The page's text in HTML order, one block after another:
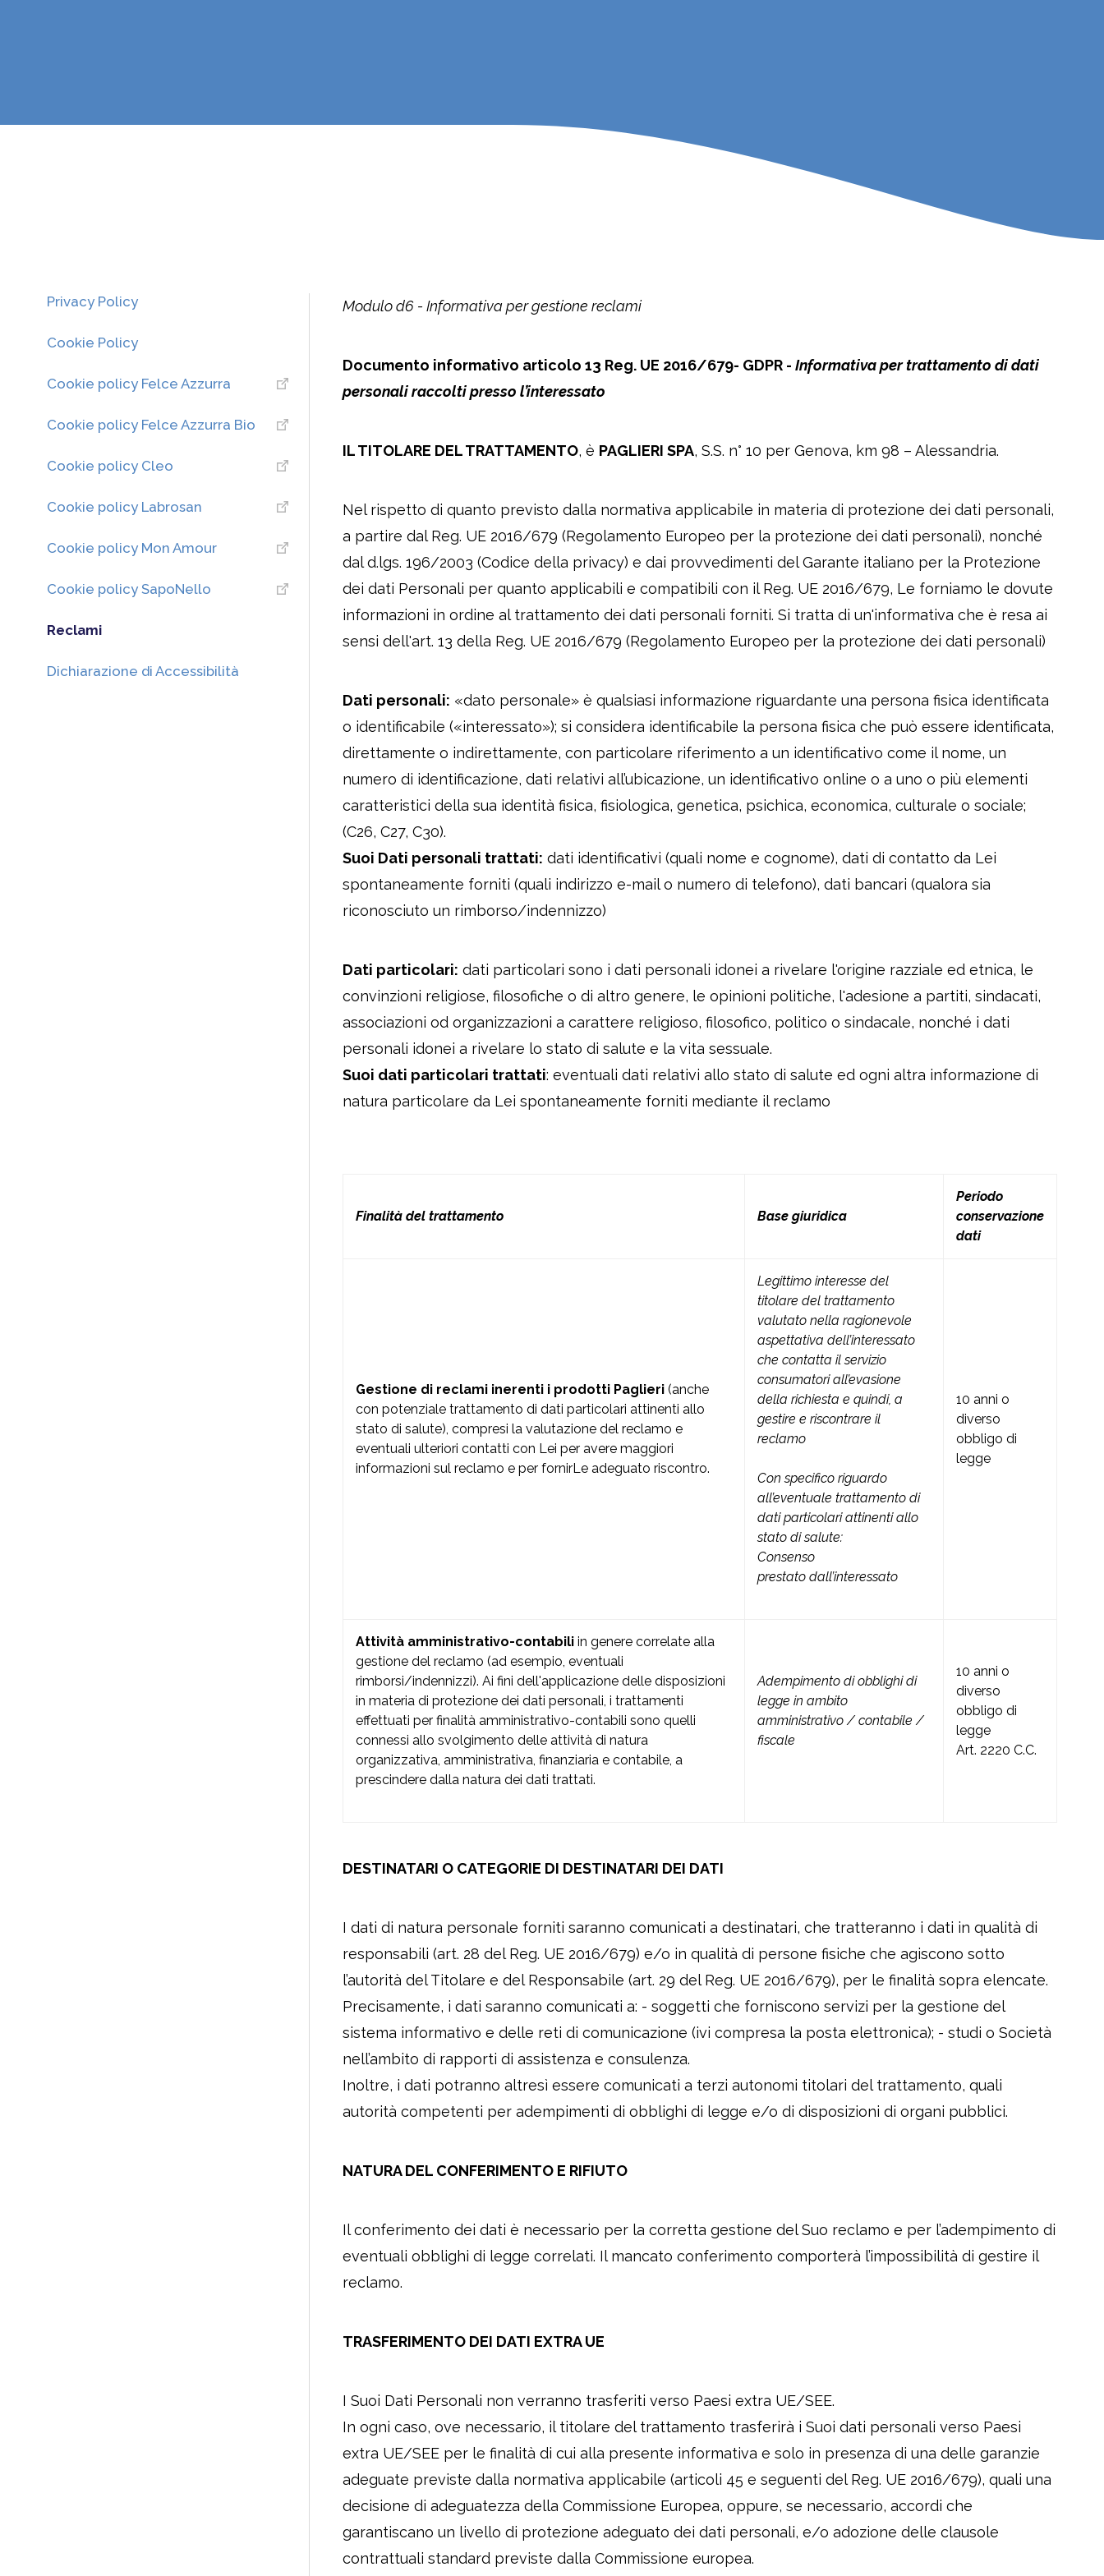
Privacy Policy
Cookie Policy
Cookie policy Felce Azzurra
Cookie policy Felce Azzurra Bio
Cookie policy Cleo
Cookie policy Labrosan
Cookie policy Mon Amour
Cookie policy SapoNello
Reclami
Dichiarazione di Accessibilità
Modulo d6 - Informativa per gestione reclami
Documento informativo articolo 13 Reg. UE 2016/679- GDPR - Informativa per trattamento di dati
personali raccolti presso l’interessato
IL TITOLARE DEL TRATTAMENTO, è PAGLIERI SPA, S.S. n° 10 per Genova, km 98 – Alessandria.
Nel rispetto di quanto previsto dalla normativa applicabile in materia di protezione dei dati personali,
a partire dal Reg. UE 2016/679 (Regolamento Europeo per la protezione dei dati personali), nonché
dal d.lgs. 196/2003 (Codice della privacy) e dai provvedimenti del Garante italiano per la Protezione
dei dati Personali per quanto applicabili e compatibili con il Reg. UE 2016/679, Le forniamo le dovute
informazioni in ordine al trattamento dei dati personali forniti. Si tratta di un'informativa che è resa ai
sensi dell'art. 13 della Reg. UE 2016/679 (Regolamento Europeo per la protezione dei dati personali)
Dati personali: «dato personale» è qualsiasi informazione riguardante una persona fisica identificata
o identificabile («interessato»); si considera identificabile la persona fisica che può essere identificata,
direttamente o indirettamente, con particolare riferimento a un identificativo come il nome, un
numero di identificazione, dati relativi all’ubicazione, un identificativo online o a uno o più elementi
caratteristici della sua identità fisica, fisiologica, genetica, psichica, economica, culturale o sociale;
(C26, C27, C30).
Suoi Dati personali trattati: dati identificativi (quali nome e cognome), dati di contatto da Lei
spontaneamente forniti (quali indirizzo e-mail o numero di telefono), dati bancari (qualora sia
riconosciuto un rimborso/indennizzo)
Dati particolari: dati particolari sono i dati personali idonei a rivelare l'origine razziale ed etnica, le
convinzioni religiose, filosofiche o di altro genere, le opinioni politiche, l'adesione a partiti, sindacati,
associazioni od organizzazioni a carattere religioso, filosofico, politico o sindacale, nonché i dati
personali idonei a rivelare lo stato di salute e la vita sessuale.
Suoi dati particolari trattati: eventuali dati relativi allo stato di salute ed ogni altra informazione di
natura particolare da Lei spontaneamente forniti mediante il reclamo
Finalità del trattamento Base giuridica
Periodo
conservazione
dati
Gestione di reclami inerenti i prodotti Paglieri(anche
con potenziale trattamento di dati particolari attinenti allo
stato di salute), compresi la valutazione del reclamo e
eventuali ulteriori contatti con Lei per avere maggiori
informazioni sul reclamo e per fornirLe adeguato riscontro.
Legittimo interesse del
titolare del trattamento
valutato nella ragionevole
aspettativa dell’interessato
che contatta il servizio
consumatori all’evasione
della richiesta e quindi, a
gestire e riscontrare il
reclamo
Con specifico riguardo
all’eventuale trattamento di
dati particolari attinenti allo
stato di salute:
Consenso
prestato dall’interessato
10 anni o
diverso
obbligo di
legge
Attività amministrativo-contabiliin genere correlate alla
gestione del reclamo (ad esempio, eventuali
rimborsi/indennizzi). Ai fini dell'applicazione delle disposizioni
in materia di protezione dei dati personali, i trattamenti
effettuati per finalità amministrativo-contabili sono quelli
connessi allo svolgimento delle attività di natura
organizzativa, amministrativa, finanziaria e contabile, a
prescindere dalla natura dei dati trattati.
Adempimento di obblighi di
legge in ambito
amministrativo / contabile /
fiscale
10 anni o
diverso
obbligo di
legge
Art. 2220 C.C.
DESTINATARI O CATEGORIE DI DESTINATARI DEI DATI
I dati di natura personale forniti saranno comunicati a destinatari, che tratteranno i dati in qualità di
responsabili (art. 28 del Reg. UE 2016/679) e/o in qualità di persone fisiche che agiscono sotto
l’autorità del Titolare e del Responsabile (art. 29 del Reg. UE 2016/679), per le finalità sopra elencate.
Precisamente, i dati saranno comunicati a: - soggetti che forniscono servizi per la gestione del
sistema informativo e delle reti di comunicazione (ivi compresa la posta elettronica); - studi o Società
nell’ambito di rapporti di assistenza e consulenza.
Inoltre, i dati potranno altresì essere comunicati a terzi autonomi titolari del trattamento, quali
autorità competenti per adempimenti di obblighi di legge e/o di disposizioni di organi pubblici.
NATURA DEL CONFERIMENTO E RIFIUTO
Il conferimento dei dati è necessario per la corretta gestione del Suo reclamo e per l’adempimento di
eventuali obblighi di legge correlati. Il mancato conferimento comporterà l’impossibilità di gestire il
reclamo.
TRASFERIMENTO DEI DATI EXTRA UE
I Suoi Dati Personali non verranno trasferiti verso Paesi extra UE/SEE.
In ogni caso, ove necessario, il titolare del trattamento trasferirà i Suoi dati personali verso Paesi
extra UE/SEE per le finalità di cui alla presente informativa e solo in presenza di una delle garanzie
adeguate previste dalla normativa applicabile (articoli 45 e seguenti del Reg. UE 2016/679), quali una
decisione di adeguatezza della Commissione Europea, oppure, se necessario, accordi che
garantiscano un livello di protezione adeguato dei dati personali, e/o adozione delle clausole
contrattuali standard previste dalla Commissione europea.